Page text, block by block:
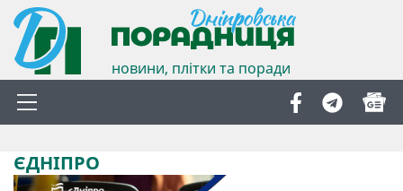
новини, плітки та поради
ЄДНІПРО